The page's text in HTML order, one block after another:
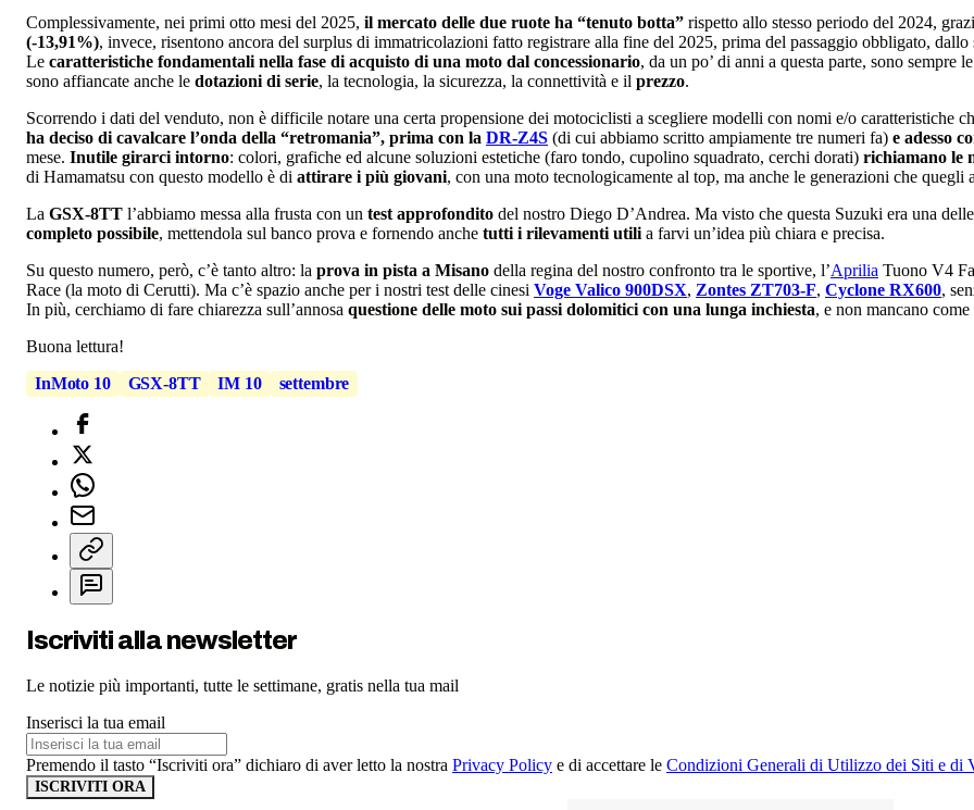
Complessivamente, nei primi otto mesi del 2025, il mercato delle due ruote ha “tenuto botta” rispetto allo stesso periodo del 2024,
(-13,91%), invece, risentono ancora del surplus di immatricolazioni fatto registrare alla fine del 2025, prima del passaggio obbligato,
Le caratteristiche fondamentali nella fase di acquisto di una moto dal concessionario, da un po’ di anni a questa parte, sono sempre le
sono affiancate anche le dotazioni di serie, la tecnologia, la sicurezza, la connettività e il prezzo.
Scorrendo i dati del venduto, non è difficile notare una certa propensione dei motociclisti a scegliere modelli con nomi e/o caratteristiche
ha deciso di cavalcare l’onda della “retromania”, prima con la DR-Z4S (di cui abbiamo scritto ampiamente tre numeri fa) e adesso
mese. Inutile girarci intorno: colori, grafiche ed alcune soluzioni estetiche (faro tondo, cupolino squadrato, cerchi dorati) richiamano le
di Hamamatsu con questo modello è di attirare i più giovani, con una moto tecnologicamente al top, ma anche le generazioni che
La GSX-8TT l’abbiamo messa alla frusta con un test approfondito del nostro Diego D’Andrea. Ma visto che questa Suzuki era una
completo possibile, mettendola sul banco prova e fornendo anche tutti i rilevamenti utilia farvi un’idea più chiara e precisa.
Su questo numero, però, c’è tanto altro: la prova in pista a Misano della regina del nostro confronto tra le sportive, l’Aprilia Tuono V4
Race (la moto di Cerutti). Ma c’è spazio anche per i nostri test delle cinesi Voge Valico 900DSX, Zontes ZT703-F, Cyclone RX600,
In più, cerchiamo di fare chiarezza sull’annosa questione delle moto sui passi dolomitici con una lunga inchiesta, e non mancano
Buona lettura!
InMoto 10
GSX-8TT IM 10 settembre
Iscriviti alla newsletter
Le notizie più importanti, tutte le settimane, gratis nella tua mail
Inserisci la tua email
Premendo il tasto “Iscriviti ora” dichiaro di aver letto la nostra Privacy Policy e di accettare le Condizioni Generali di Utilizzo dei Siti e di
ISCRIVITI ORA